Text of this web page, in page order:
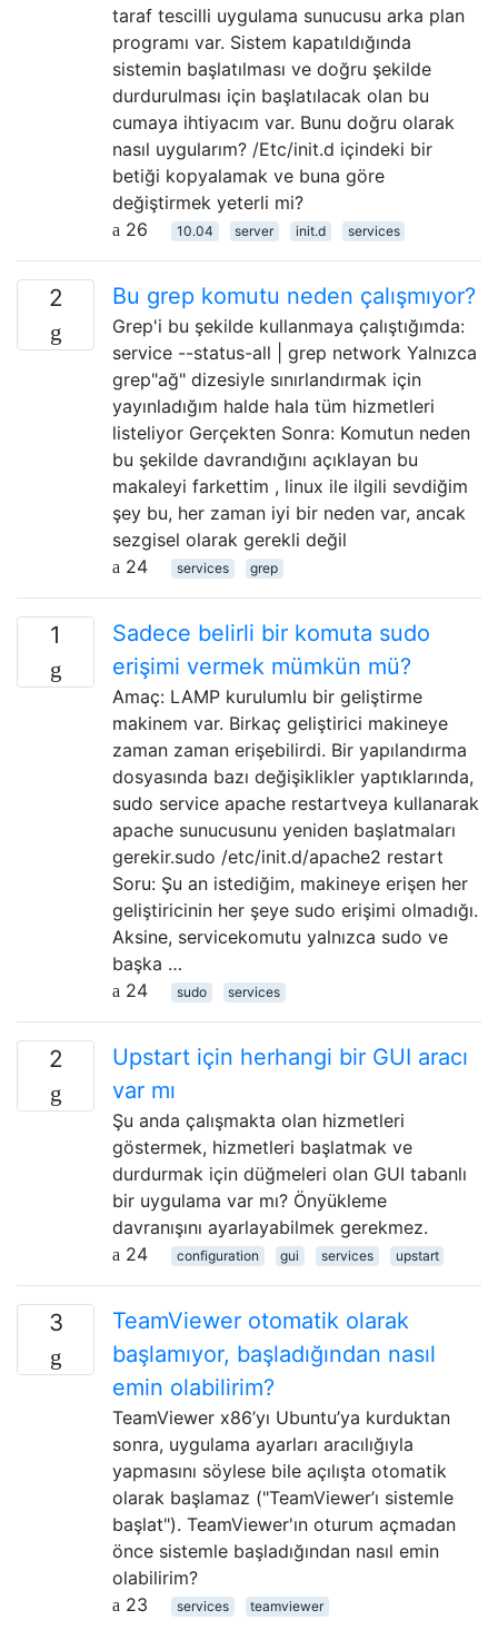
taraf tescilli uygulama sunucusu arka plan
programı var. Sistem kapatıldığında
sistemin başlatılması ve doğru şekilde
durdurulması için başlatılacak olan bu
cumaya ihtiyacım var. Bunu doğru olarak
nasıl uygularım? /Etc/init.d içindeki bir
betiği kopyalamak ve buna göre
değiştirmek yeterli mi?
26
10.04 server init.d services
2 Bu grep komutu neden çalışmıyor?
Grep'i bu şekilde kullanmaya çalıştığımda:
service --status-all | grep network Yalnızca
grep"ağ" dizesiyle sınırlandırmak için
yayınladığım halde hala tüm hizmetleri
listeliyor Gerçekten Sonra: Komutun neden
bu şekilde davrandığını açıklayan bu
makaleyi farkettim , linux ile ilgili sevdiğim
şey bu, her zaman iyi bir neden var, ancak
sezgisel olarak gerekli değil
24
services grep
1
Sadece belirli bir komuta sudo
erişimi vermek mümkün mü?
Amaç: LAMP kurulumlu bir geliştirme
makinem var. Birkaç geliştirici makineye
zaman zaman erişebilirdi. Bir yapılandırma
dosyasında bazı değişiklikler yaptıklarında,
sudo service apache restartveya kullanarak
apache sunucusunu yeniden başlatmaları
gerekir.sudo /etc/init.d/apache2 restart
Soru: Şu an istediğim, makineye erişen her
geliştiricinin her şeye sudo erişimi olmadığı.
Aksine, servicekomutu yalnızca sudo ve
başka …
24
sudo services
2
Upstart için herhangi bir GUI aracı
var mı
Şu anda çalışmakta olan hizmetleri
göstermek, hizmetleri başlatmak ve
durdurmak için düğmeleri olan GUI tabanlı
bir uygulama var mı? Önyükleme
davranışını ayarlayabilmek gerekmez.
24
configuration gui services upstart
3
TeamViewer otomatik olarak
başlamıyor, başladığından nasıl
emin olabilirim?
TeamViewer x86’yı Ubuntu’ya kurduktan
sonra, uygulama ayarları aracılığıyla
yapmasını söylese bile açılışta otomatik
olarak başlamaz ("TeamViewer’ı sistemle
başlat"). TeamViewer'ın oturum açmadan
önce sistemle başladığından nasıl emin
olabilirim?
23
services teamviewer